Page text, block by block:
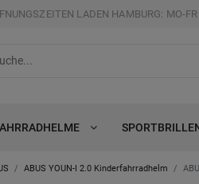
LADEN HAMBURG: MO-
ABUS YOUN-I 2.0 Kinderfahrradhelm